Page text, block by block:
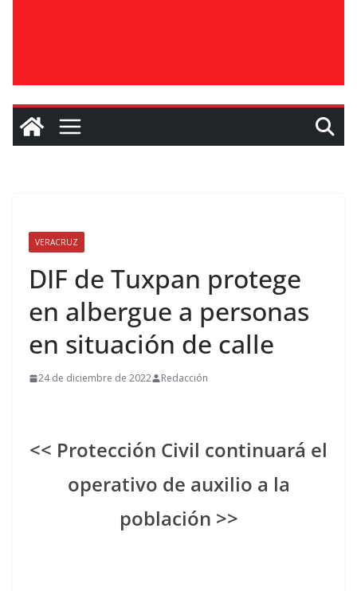
VERACRUZ
DIF de Tuxpan protege
en albergue a personas
en situación de calle
24 de diciembre de 2022 Redacción
<< Protección Civil continuará el
operativo de auxilio a la
población >>